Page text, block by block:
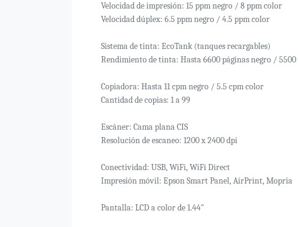
Velocidad de impresión: 15 ppm negro / 8 ppm color
Velocidad dúplex: 6.5 ppm negro / 4.5 ppm color
Sistema de tinta: EcoTank (tanques recargables)
Rendimiento de tinta: Hasta 6600 páginas negro /
Copiadora: Hasta 11 cpm negro / 5.5 cpm color
Cantidad de copias: 1 a 99
Escáner: Cama plana CIS
Resolución de escaneo: 1200 x 2400 dpi
Conectividad: USB, WiFi, WiFi Direct
Impresión móvil: Epson Smart Panel, AirPrint, Mopria
Pantalla: LCD a color de 1.44"